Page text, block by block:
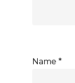
Name *